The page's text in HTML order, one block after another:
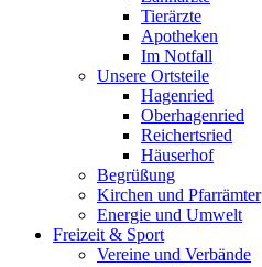
Tierärzte
Apotheken
Im Notfall
Unsere Ortsteile
Hagenried
Oberhagenried
Reichertsried
Häuserhof
Begrüßung
Kirchen und Pfarrämter
Energie und Umwelt
Freizeit & Sport
Vereine und Verbände